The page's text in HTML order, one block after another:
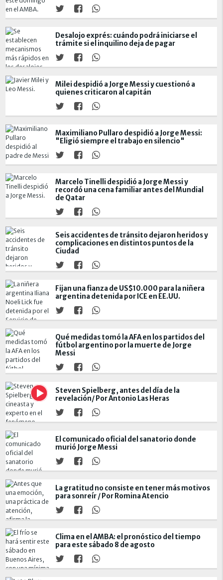
Desalojo exprés: cuándo podrá iniciarse el
trámite si el inquilino deja de pagar
Milei despidió a Jorge Messi y cuestionó a
quienes criticaron al capitán
Maximiliano Pullaro despidió a Jorge Messi:
"Eligió siempre el trabajo en silencio"
Marcelo Tinelli despidió a Jorge Messi y
recordó una cena familiar antes del Mundial
de Qatar
Seis accidentes de tránsito dejaron heridos y
complicaciones en distintos puntos de la
Ciudad
Fijan una fianza de US$10.000 para la niñera
argentina detenida por ICE en EE.UU.
Qué medidas tomó la AFA en los partidos del
fútbol argentino por la muerte de Jorge
Messi
Steven Spielberg, antes del día de la
revelación/ Por Antonio Las Heras
El comunicado oficial del sanatorio donde
murió Jorge Messi
La gratitud no consiste en tener más motivos
para sonreír / Por Romina Atencio
Clima en el AMBA: el pronóstico del tiempo
para este sábado 8 de agosto